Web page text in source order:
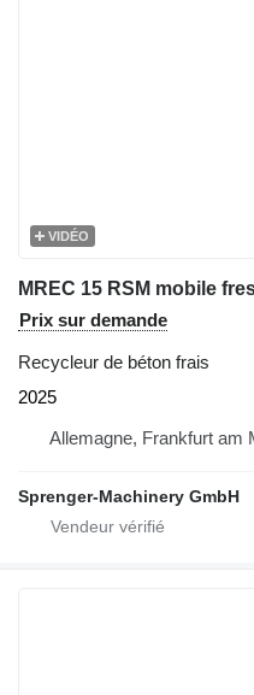
VIDÉO
MREC 15 RSM mobile
Prix sur demande
Recycleur de béton frais
2025
Allemagne, Frankfurt am
Sprenger-Machinery GmbH